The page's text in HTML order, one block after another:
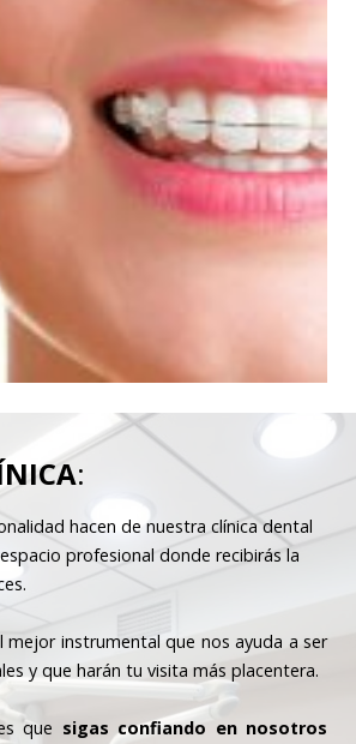
:
hacen de nuestra clínica dental
profesional donde recibirás la
mejor instrumental que nos ayuda a ser
y que harán tu visita más placentera.
que sigas confiando en nosotros